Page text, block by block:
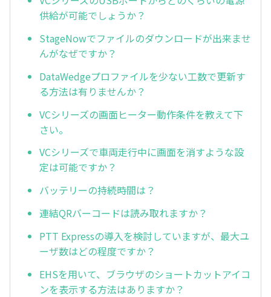
供給が可能でしょうか？
StageNowでファイルのダウンロードが出来ませ
んがなぜですか？
DataWedgeプロファイルを少ない工数で更新す
る方法は有りませんか？
VCシリーズの画面ヒーター動作条件を教えて下
さい。
VCシリーズで車両走行中に画面を消すような設
定は可能ですか？
バッテリーの持続時間は？
連結QRバーコードは読み取れますか？
PTT Expressの導入を検討していますが、最大ユ
ーザ数はどの程度ですか？
EHSを用いて、ブラウザのショートカットアイコ
ンを表示する方法はありますか？